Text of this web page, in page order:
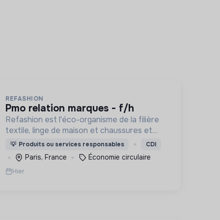
REFASHION
pmo relation marques - f/h
Refashion est l'éco-organisme de la filière
textile, linge de maison et chaussures et
une entreprise privée à but non lucratif,
agréée, depuis 2009, par le Ministère de la
Transition écologique.
💡 Produits ou services responsables CDI
Paris, France Économie circulaire
Hier